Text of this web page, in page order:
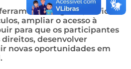
digitais, a oficina
ampliar o acesso à
para que os participantes
direitos, desenvolver
novas oportunidades em